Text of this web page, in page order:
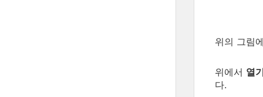
위의 그림
위에서 열
다.